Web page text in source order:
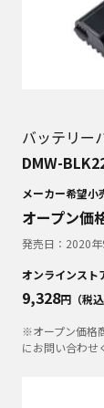
バッテリー
DMW-
メーカー希望小
オープン価
発売日： 2020
オンラインスト
9,328円（税込
※オープン価格
にお問い合わせ